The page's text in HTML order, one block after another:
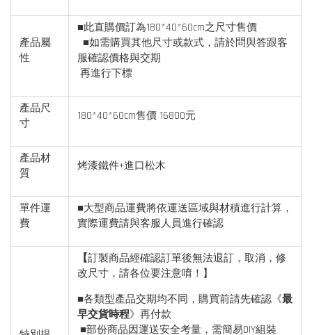
產品屬
性
■此直購價訂為180*40*60cm之尺寸售價
■如需購買其他尺寸或款式，請於問與答跟客
服確認價格與交期
再進行下標
產品尺
寸
180*40*60cm售價 16800元
產品材
質
烤漆鐵件+進口松木
單件運
費
■大型商品運費將依運送區域與材積進行計算，
實際運費請與客服人員進行確認
【訂製商品經確認訂單後無法退訂，取消，修
改尺寸，請各位要注意唷！】
■各類型產品交期均不同，購買前請先確認《最
早交貨時程》再付款
■部份商品因運送安全考量，需簡易DIY組裝